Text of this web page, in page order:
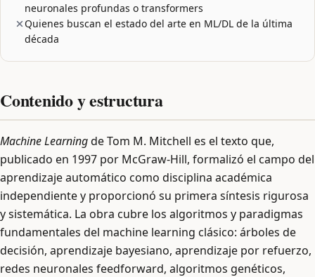
neuronales profundas o transformers
Quienes buscan el estado del arte en ML/DL de la última
década
Contenido y estructura
Machine Learningde Tom M. Mitchell es el texto que,
publicado en 1997 por McGraw-Hill, formalizó el campo del
aprendizaje automático como disciplina académica
independiente y proporcionó su primera síntesis rigurosa
y sistemática. La obra cubre los algoritmos y paradigmas
fundamentales del machine learning clásico: árboles de
decisión, aprendizaje bayesiano, aprendizaje por refuerzo,
redes neuronales feedforward, algoritmos genéticos,